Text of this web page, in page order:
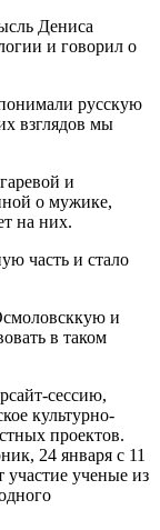
Дениса
и говорил о
русскую
взглядов мы
и
о мужике,
на них.
часть и стало
и
в таком
сессию,
культурно-
проектов.
24 января с 11
ученые из